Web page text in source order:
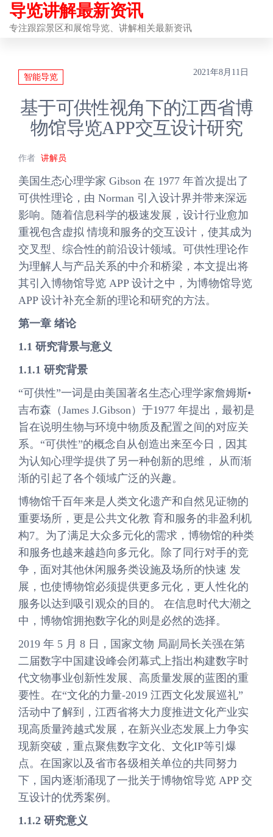
前
往
导览讲解最新资讯
专注跟踪景区和展馆导览、讲解相关最新资讯
智能导览
2021年8月11日
基于可供性视角下的江西省博
物馆导览APP交互设计研究
作者 讲解员
美国生态心理学家 Gibson 在 1977 年首次提出了
可供性理论，由 Norman 引入设计界并带来深远
影响。随着信息科学的极速发展，设计行业愈加
重视包含虚拟 情境和服务的交互设计，使其成为
交叉型、综合性的前沿设计领域。可供性理论作
为理解人与产品关系的中介和桥梁，本文提出将
其引入博物馆导览 APP 设计之中，为博物馆导览
APP 设计补充全新的理论和研究的方法。
第一章 绪论
1.1 研究背景与意义
1.1.1 研究背景
“可供性”一词是由美国著名生态心理学家詹姆斯•
吉布森（James J.Gibson）于1977 年提出，最初是
旨在说明生物与环境中物质及配置之间的对应关
系。“可供性”的概念自从创造出来至今日，因其
为认知心理学提供了另一种创新的思维， 从而渐
渐的引起了各个领域广泛的兴趣。
博物馆千百年来是人类文化遗产和自然见证物的
重要场所，更是公共文化教 育和服务的非盈利机
构7。为了满足大众多元化的需求，博物馆的种类
和服务也越来越趋向多元化。除了同行对手的竞
争，面对其他休闲服务类设施及场所的快速 发
展，也使博物馆必须提供更多元化，更人性化的
服务以达到吸引观众的目的。 在信息时代大潮之
中，博物馆拥抱数字化的则是必然的选择。
2019 年 5 月 8 日，国家文物 局副局长关强在第
二届数字中国建设峰会闭幕式上指出构建数字时
代文物事业创新性发展、高质量发展的蓝图的重
要性。在“文化的力量-2019 江西文化发展巡礼”
活动中了解到，江西省将大力度推进文化产业实
现高质量跨越式发展，在新兴业态发展上力争实
现新突破，重点聚焦数字文化、文化IP等引爆
点。在国家以及省市各级相关单位的共同努力
下，国内逐渐涌现了一批关于博物馆导览 APP 交
互设计的优秀案例。
1.1.2 研究意义